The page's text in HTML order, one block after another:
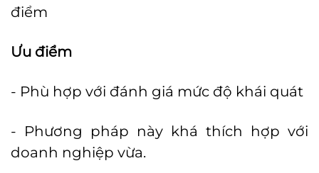
điểm
Ưu điểm
- Phù hợp với đánh giá mức độ khái quát
- Phương pháp này khá thích hợp với
doanh nghiệp vừa.